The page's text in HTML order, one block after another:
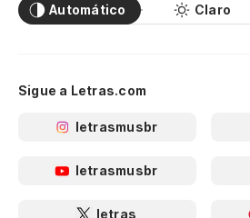
Automático Claro
Sigue a Letras.com
letrasmusbr
letrasmusbr
letras